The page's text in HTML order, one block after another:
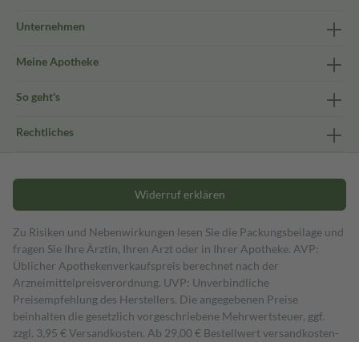
Unternehmen
Meine Apotheke
So geht's
Rechtliches
Widerruf erklären
Zu Risiken und Nebenwirkungen lesen Sie die Packungsbeilage und
fragen Sie Ihre Ärztin, Ihren Arzt oder in Ihrer Apotheke. AVP:
Üblicher Apothekenverkaufspreis berechnet nach der
Arzneimittelpreisverordnung. UVP: Unverbindliche
Preisempfehlung des Herstellers. Die angegebenen Preise
beinhalten die gesetzlich vorgeschriebene Mehrwertsteuer, ggf.
zzgl. 3,95 € Versandkosten. Ab 29,00 € Bestell­wert versand­kosten­